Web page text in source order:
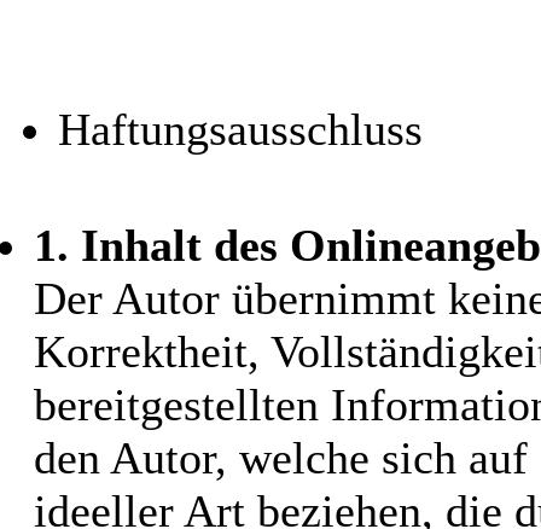
Haftungsausschluss
1. Inhalt des
Der Autor übernimmt
Korrektheit,
bereitgestellten
den Autor, welche sich
ideeller Art beziehen, die